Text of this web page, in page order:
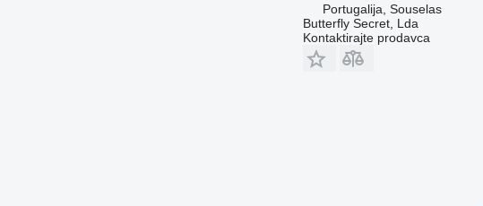
Portugalija, Souselas
Butterfly Secret, Lda
Kontaktirajte prodavca